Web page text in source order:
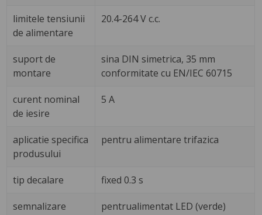
limitele tensiunii
de alimentare
20.4-264 V c.c.
suport de
montare
sina DIN simetrica, 35 mm
conformitate cu EN/IEC 60715
curent nominal
de iesire
5 A
aplicatie specifica
produsului
pentru alimentare trifazica
tip decalare fixed 0.3 s
semnalizare
pentrualimentat LED (verde)